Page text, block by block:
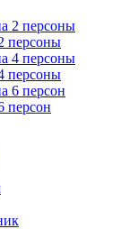
персоны
персоны
персон